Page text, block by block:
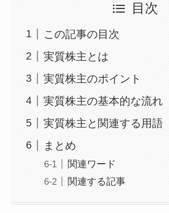
目次
この記事の目次
実質株主とは
実質株主のポイント
実質株主の基本的な流れ
実質株主と関連する用語
まとめ
関連ワード
関連する記事